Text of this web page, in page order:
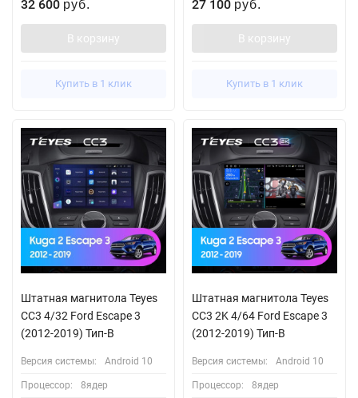
32 600 руб.
В корзину
Купить в 1 клик
27 100 руб.
В корзину
Купить в 1 клик
Штатная магнитола Teyes
CC3 4/32 Ford Escape 3
(2012-2019) Тип-B
Версия системы: Android 10
Процессор: 8ядер
Штатная магнитола Teyes
CC3 2K 4/64 Ford Escape 3
(2012-2019) Тип-B
Версия системы: Android 10
Процессор: 8ядер